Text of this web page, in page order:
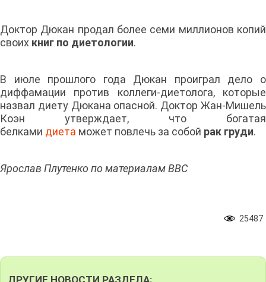
Доктор Дюкан продал более семи миллионов копий
своих книг по диетологии.
В июле прошлого года Дюкан проиграл дело о
диффамации против коллеги-диетолога, которые
назвал диету Дюкана опасной. Доктор Жан-Мишель
Коэн утверждает, что богатая
белками диета может повлечь за собой рак груди.
Ярослав Плутенко по материалам BBC
25487